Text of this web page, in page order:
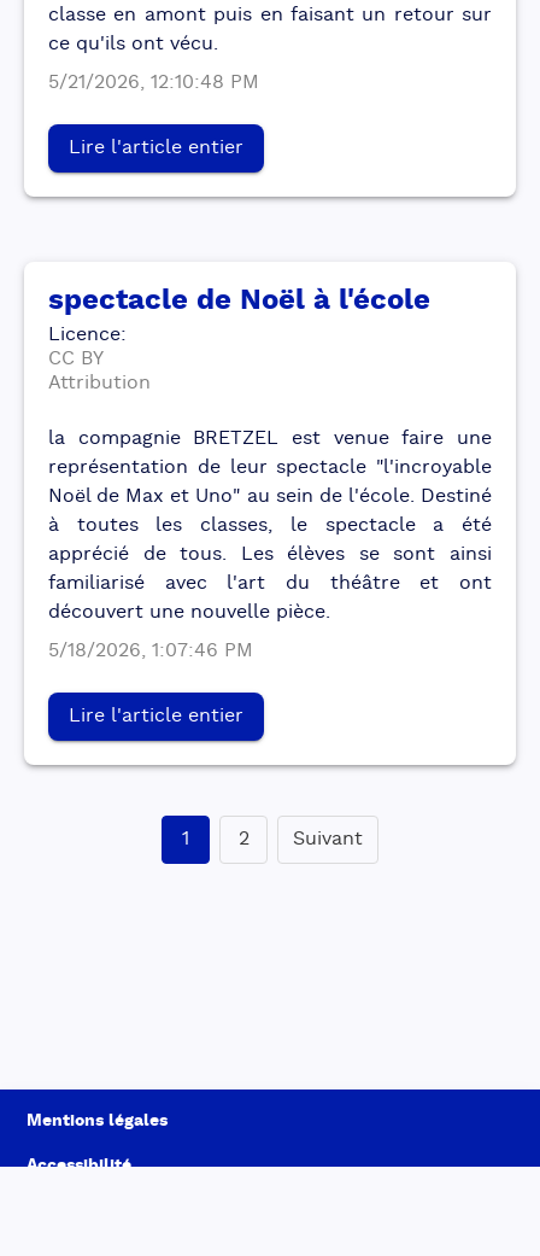
classe en amont puis en faisant un retour sur
ce qu'ils ont vécu.
5/21/2026, 12:10:48 PM
Lire l'article entier
spectacle de Noël à l'école
Licence:
CC BY
Attribution
la compagnie BRETZEL est venue faire une
représentation de leur spectacle "l'incroyable
Noël de Max et Uno" au sein de l'école. Destiné
à toutes les classes, le spectacle a été
apprécié de tous. Les élèves se sont ainsi
familiarisé avec l'art du théâtre et ont
découvert une nouvelle pièce.
5/18/2026, 1:07:46 PM
Lire l'article entier
1 2 Suivant
Mentions légales
Accessibilité